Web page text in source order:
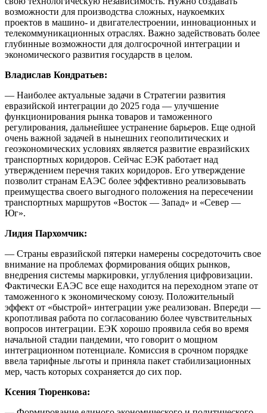
возможности для производства сложных, наукоемких
проектов в машино- и двигателестроении, инновационных и
телекоммуникационных отраслях. Важно задействовать более
глубинные возможности для долгосрочной интеграции и
экономического развития государств в целом.
Владислав Кондратьев:
— Наиболее актуальные задачи в Стратегии развития
евразийской интеграции до 2025 года — улучшение
функционирования рынка товаров и таможенного
регулирования, дальнейшее устранение барьеров. Еще одной
очень важной задачей в нынешних геополитических и
геоэкономических условиях является развитие евразийских
транспортных коридоров. Сейчас ЕЭК работает над
утверждением перечня таких коридоров. Его утверждение
позволит странам ЕАЭС более эффективно реализовывать
преимущества своего выгодного положения на пересечении
транспортных маршрутов «Восток — Запад» и «Север —
Юг».
Лидия Пархомчик:
— Страны евразийской пятерки намерены сосредоточить свое
внимание на проблемах формирования общих рынков,
внедрения системы маркировки, углубления цифровизации.
Фактически ЕАЭС все еще находится на переходном этапе от
таможенного к экономическому союзу. Положительный
эффект от «быстрой» интеграции уже реализован. Впереди —
кропотливая работа по согласованию более чувствительных
вопросов интеграции. ЕЭК хорошо проявила себя во время
начальной стадии пандемии, что говорит о мощном
интеграционном потенциале. Комиссия в срочном порядке
ввела тарифные льготы и приняла пакет стабилизационных
мер, часть которых сохраняется до сих пор.
Ксения Тюренкова: